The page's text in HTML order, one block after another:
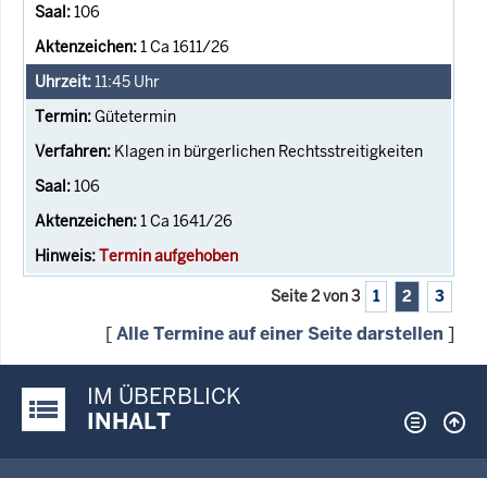
106
1 Ca 1611/26
11:45 Uhr
Gütetermin
Klagen in bürgerlichen Rechtsstreitigkeiten
106
1 Ca 1641/26
Termin aufgehoben
Seite 2 von 3 1 2 3
[Alle Termine auf einer Seite darstellen ]
Justiz-Portal im Überblick:
IM ÜBERBLICK
INHALT